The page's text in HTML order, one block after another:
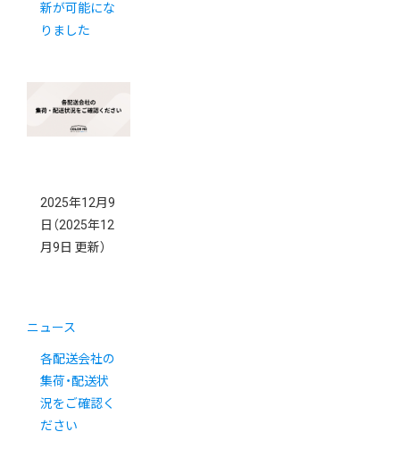
新が可能にな
りました
2025年12月9
日 （2025年12
月9日 更新）
ニュース
各配送会社の
集荷・配送状
況をご確認く
ださい